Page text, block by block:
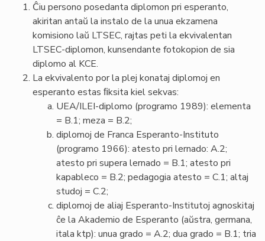
Ĉiu persono posedanta diplomon pri esperanto,
akiritan antaŭ la instalo de la unua ekzamena
komisiono laŭ LTSEC, rajtas peti la ekvivalentan
LTSEC-diplomon, kunsendante fotokopion de sia
diplomo al KCE.
La ekvivalento por la plej konataj diplomoj en
esperanto estas ﬁksita kiel sekvas:
UEA/ILEI-diplomo (programo 1989): elementa
= B.1; meza = B.2;
diplomoj de Franca Esperanto-Instituto
(programo 1966): atesto pri lernado: A.2;
atesto pri supera lernado = B.1; atesto pri
kapableco = B.2; pedagogia atesto = C.1; altaj
studoj = C.2;
diplomoj de aliaj Esperanto-Institutoj agnoskitaj
ĉe la Akademio de Esperanto (aŭstra, germana,
itala ktp): unua grado = A.2; dua grado = B.1; tria